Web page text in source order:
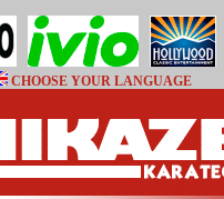
CHOOSE YOUR LANGUAGE